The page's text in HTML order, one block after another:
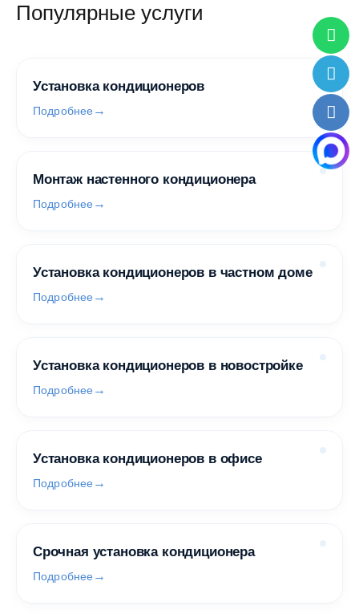
Популярные услуги
Установка кондиционеров
Подробнее
Монтаж настенного кондиционера
Подробнее
Установка кондиционеров в частном доме
Подробнее
Установка кондиционеров в новостройке
Подробнее
Установка кондиционеров в офисе
Подробнее
Срочная установка кондиционера
Подробнее